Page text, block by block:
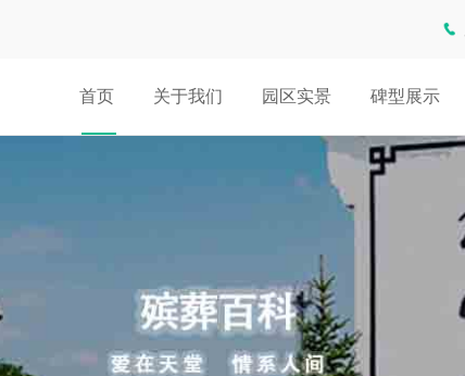
首页 关于我们 园区实景 碑型展示